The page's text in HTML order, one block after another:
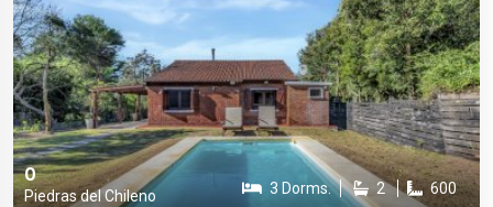
0
Piedras del Chileno 3 Dorms. 2 600